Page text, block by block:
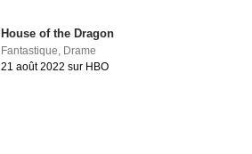
House of the Dragon
Fantastique Drame
21 août 2022 sur HBO